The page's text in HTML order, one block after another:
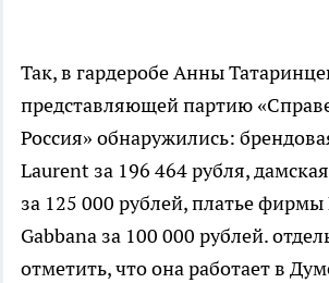
Так, в гардеробе Анны
представляющей партию
Россия» обнаружились:
Laurent за 196 464 рубля,
за 125 000 рублей, платье
Gabbana за 100 000 рублей.
отметить, что она работает в